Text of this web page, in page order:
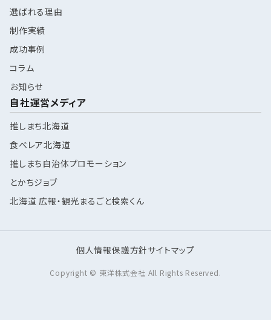
選ばれる理由
制作実績
成功事例
コラム
お知らせ
自社運営メディア
推しまち北海道
食べレア北海道
推しまち自治体プロモーション
とかちジョブ
北海道 広報・観光まるごと検索くん
個人情報保護方針サイトマップ
Copyright © 東洋株式会社 All Rights Reserved.